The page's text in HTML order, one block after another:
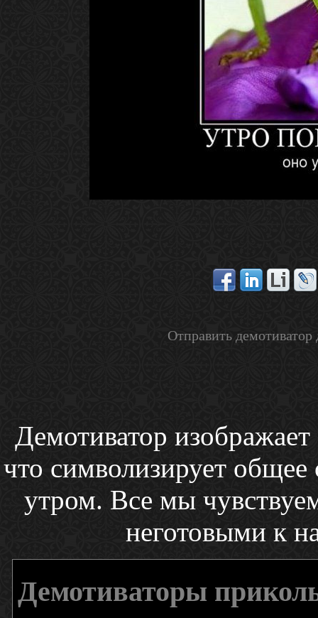
Отправить
Демотиватор
что символизирует
утром. Все мы
неготовыми к
Демотиваторы